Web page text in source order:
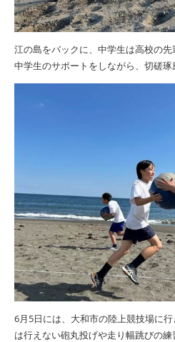
江の島をバックに、中学生は高校の
中学生のサポートをしながら、切磋琢
6月5日には、大和市の陸上競技場に
は行えない砲丸投げや走り幅跳びの練